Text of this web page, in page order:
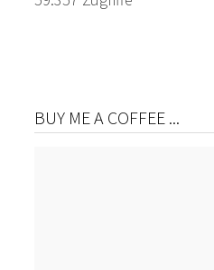
BUY ME A COFFEE ...